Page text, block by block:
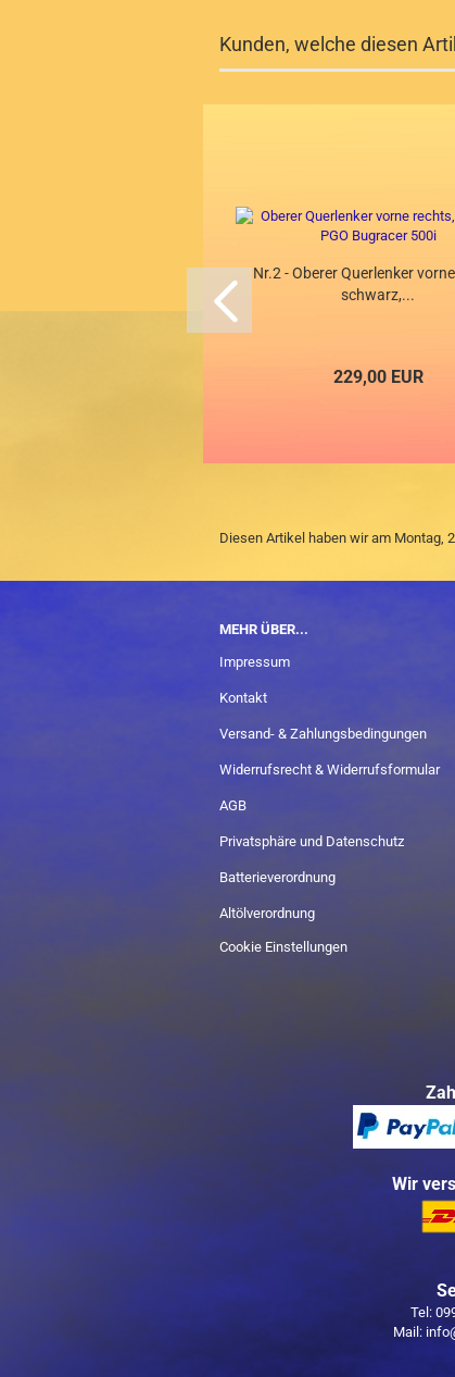
Kunden, welche diesen
Nr.2 - Oberer Querlenker
schwarz,...
229,00 EUR
Diesen Artikel haben wir am Montag,
MEHR ÜBER...
Impressum
Kontakt
Versand- & Zahlungsbedingungen
Widerrufsrecht & Widerrufsformular
AGB
Privatsphäre und Datenschutz
Batterieverordnung
Altölverordnung
Cookie Einstellungen
Wir
Tel:
Mail: